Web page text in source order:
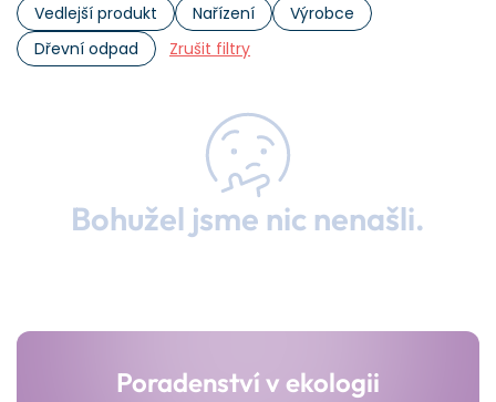
Vedlejší produkt
Nařízení
Výrobce
Dřevní odpad
Zrušit filtry
Bohužel jsme nic nenašli.
Poradenství v ekologii